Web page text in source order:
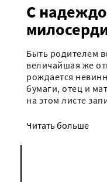
С
Быть родителем
величайшая же
рождается
бумаги, отец и
на этом листе
Читать больше